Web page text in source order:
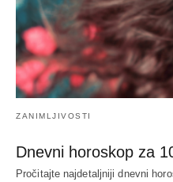
ZANIMLJIVOSTI
Dnevni horoskop za
Pročitajte najdetaljniji dnevni